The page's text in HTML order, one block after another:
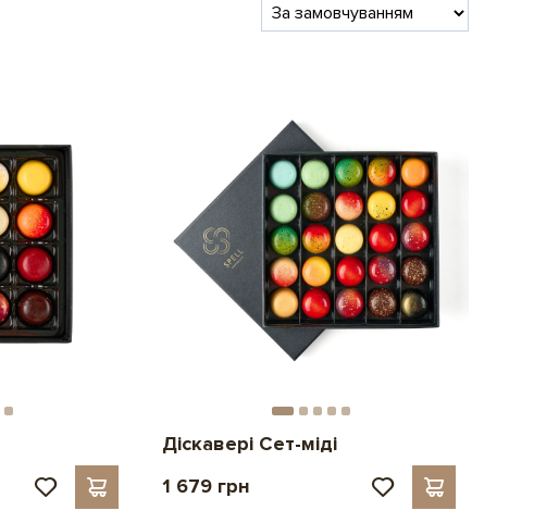
Діскавері Сет-міді
1 679 грн